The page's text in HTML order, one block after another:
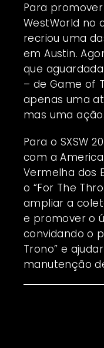
Para
WestWorld no
recriou uma
em Austin.
que
– de Game of
apenas uma
mas uma ação.
Para o SXSW
com a
Vermelha dos
o “For The
ampliar a
e promover o
convidando o
Trono” e
manutenção